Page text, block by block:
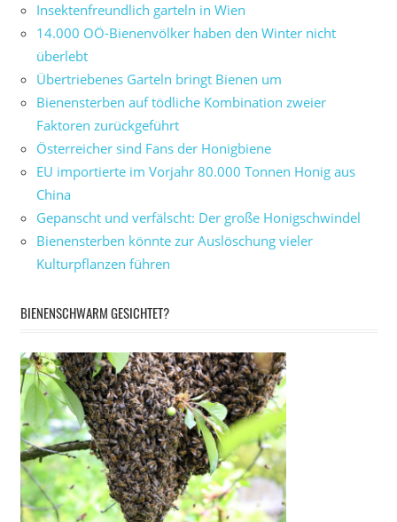
Insektenfreundlich garteln in Wien
14.000 OÖ-Bienenvölker haben den Winter nicht
überlebt
Übertriebenes Garteln bringt Bienen um
Bienensterben auf tödliche Kombination zweier
Faktoren zurückgeführt
Österreicher sind Fans der Honigbiene
EU importierte im Vorjahr 80.000 Tonnen Honig aus
China
Gepanscht und verfälscht: Der große Honigschwindel
Bienensterben könnte zur Auslöschung vieler
Kulturpflanzen führen
BIENENSCHWARM GESICHTET?